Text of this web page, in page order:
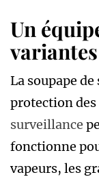
Un
variantes
La soupape
protection
surveillance
fonctionne
vapeurs, les